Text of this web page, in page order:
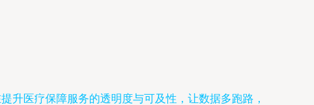
升医疗保障服务的透明度与可及性，让数据多跑路，